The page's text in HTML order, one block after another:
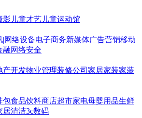
影 儿童才艺 儿童运动馆
|网络设备电子商务新媒体广告营销移动
融网络安全
产开发物业管理装修公司 家居家装家装
包食品饮料商店超市家电母婴用品生鲜
居清洁3c数码